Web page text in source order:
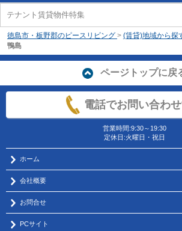
テナント賃貸物件特集
徳島市・板野郡のピースリビング > (賃貸)地域から探
鴨島
ページトップに戻
電話でお問い合わ
営業時間:9:30～19:30
定休日:火曜日・祝日
ホーム
会社概要
お問合せ
PCサイト